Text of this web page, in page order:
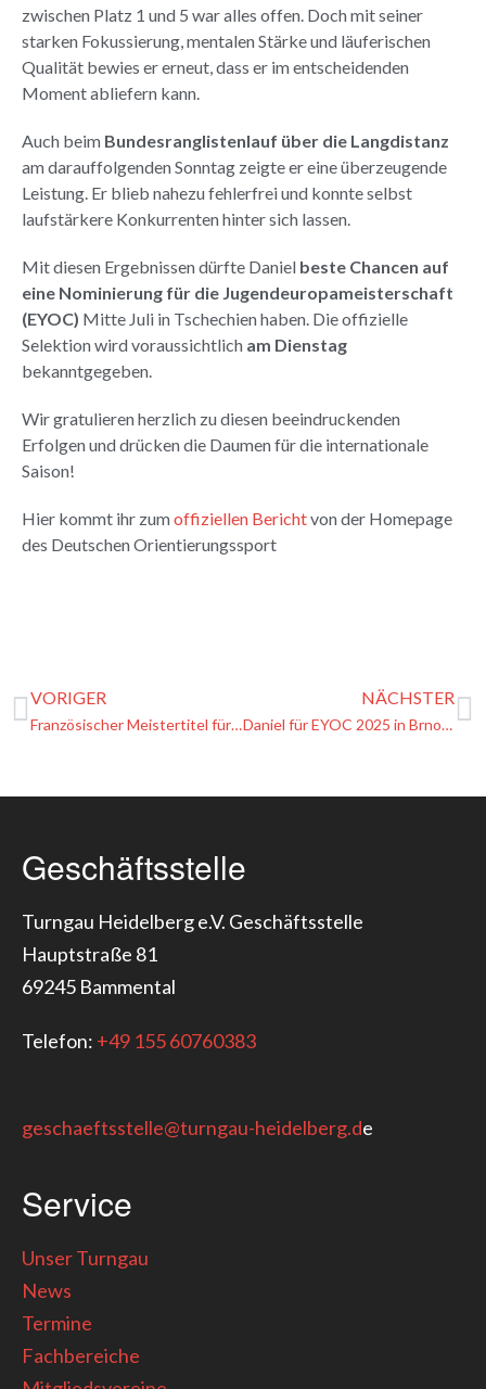
zwischen Platz 1 und 5 war alles offen. Doch mit seiner
starken Fokussierung, mentalen Stärke und läuferischen
Qualität bewies er erneut, dass er im entscheidenden
Moment abliefern kann.
Auch beim Bundesranglistenlauf über die Langdistanz
am darauffolgenden Sonntag zeigte er eine überzeugende
Leistung. Er blieb nahezu fehlerfrei und konnte selbst
laufstärkere Konkurrenten hinter sich lassen.
Mit diesen Ergebnissen dürfte Daniel beste Chancen auf
eine Nominierung für die Jugendeuropameisterschaft
(EYOC) Mitte Juli in Tschechien haben. Die offizielle
Selektion wird voraussichtlich am Dienstag
bekanntgegeben.
Wir gratulieren herzlich zu diesen beeindruckenden
Erfolgen und drücken die Daumen für die internationale
Saison!
Hier kommt ihr zumoffiziellen Berichtvon der Homepage
des Deutschen Orientierungssport
VORIGER
Französischer Meistertitel für Daniel Schmidt – Erfolgreiches OL-Wochenende in Lacanau
NÄCHSTER
Daniel für EYOC 2025 in Brno nominiert
Geschäftsstelle
Turngau Heidelberg e.V. Geschäftsstelle
Hauptstraße 81
69245 Bammental
Telefon: +49 155 60760383
geschaeftsstelle@turngau-heidelberg.de
Service
Unser Turngau
News
Termine
Fachbereiche